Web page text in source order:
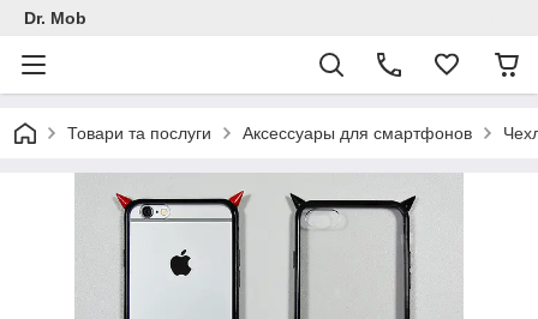
Dr. Mob
Товари та послуги Аксессуары для смартфонов